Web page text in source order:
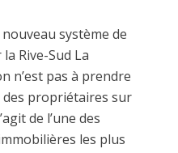
système de
Rive-Sud La
n’est pas à prendre
des propriétaires sur
de l’une des
les plus